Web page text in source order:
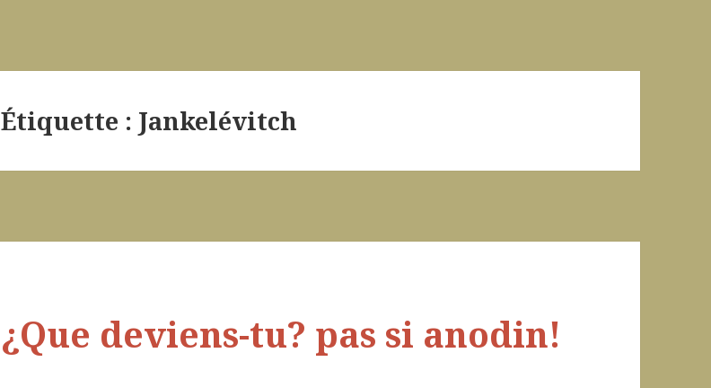
Étiquette : Jankelévitch
¿Que deviens-tu? pas si anodin!